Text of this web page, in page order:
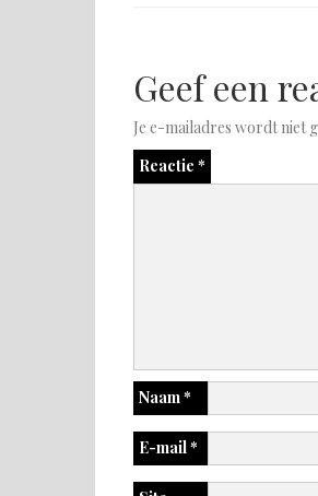
Geef een
Je e-mailadres wordt niet
Reactie *
Naam*
E-mail*